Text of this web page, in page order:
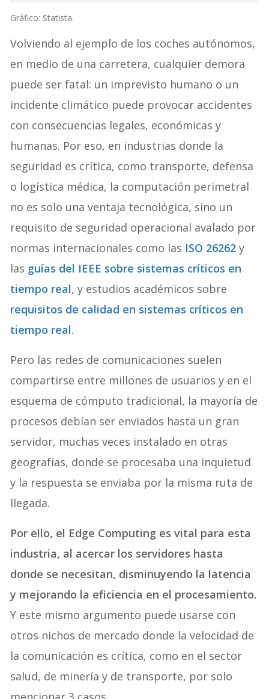
Volviendo al ejemplo de los coches autónomos,
en medio de una carretera, cualquier demora
puede ser fatal: un imprevisto humano o un
incidente climático puede provocar accidentes
con consecuencias legales, económicas y
humanas. Por eso, en industrias donde la
seguridad es crítica, como transporte, defensa
o logística médica, la computación perimetral
no es solo una ventaja tecnológica, sino un
requisito de seguridad operacional avalado por
normas internacionales como las
ISO 26262
las
guías del IEEE sobre sistemas críticos en
tiempo real , y estudios académicos sobre
requisitos de calidad en sistemas críticos en
Pero las redes de comunicaciones suelen
compartirse entre millones de usuarios y en el
esquema de cómputo tradicional, la mayoría de
procesos debían ser enviados hasta un gran
servidor, muchas veces instalado en otras
geografías, donde se procesaba una inquietud
y la respuesta se enviaba por la misma ruta de
Por ello, el Edge Computing es vital para esta
industria, al acercar los servidores hasta
donde se necesitan, disminuyendo la latencia
y mejorando la eficiencia en el procesamiento.
Y este mismo argumento puede usarse con
otros nichos de mercado donde la velocidad de
la comunicación es crítica, como en el sector